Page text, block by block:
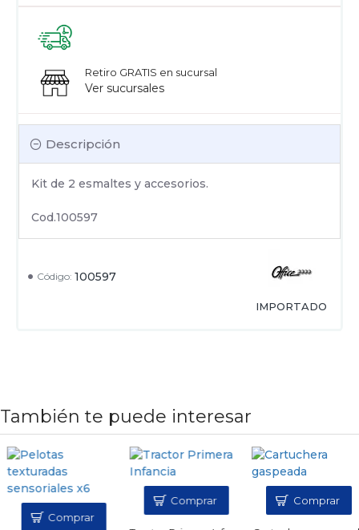
Código: 100597
IMPORTADO
Descripción
Kit de 2 esmaltes y accesorios.
Cod.100597
Retiro GRATIS en sucursal
Ver sucursales
También te puede interesar
Comprar
Comprar Comprar